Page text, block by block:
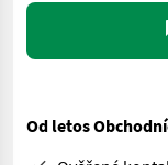
Od letos